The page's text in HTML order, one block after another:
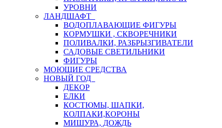
УРОВНИ
ЛАНДШАФТ
ВОДОПЛАВАЮЩИЕ ФИГУРЫ
КОРМУШКИ , СКВОРЕЧНИКИ
ПОЛИВАЛКИ, РАЗБРЫЗГИВАТЕЛИ
САДОВЫЕ СВЕТИЛЬНИКИ
ФИГУРЫ
МОЮЩИЕ СРЕДСТВА
НОВЫЙ ГОД
ДЕКОР
ЕЛКИ
КОСТЮМЫ, ШАПКИ,
КОЛПАКИ,КОРОНЫ
МИШУРА, ДОЖДЬ